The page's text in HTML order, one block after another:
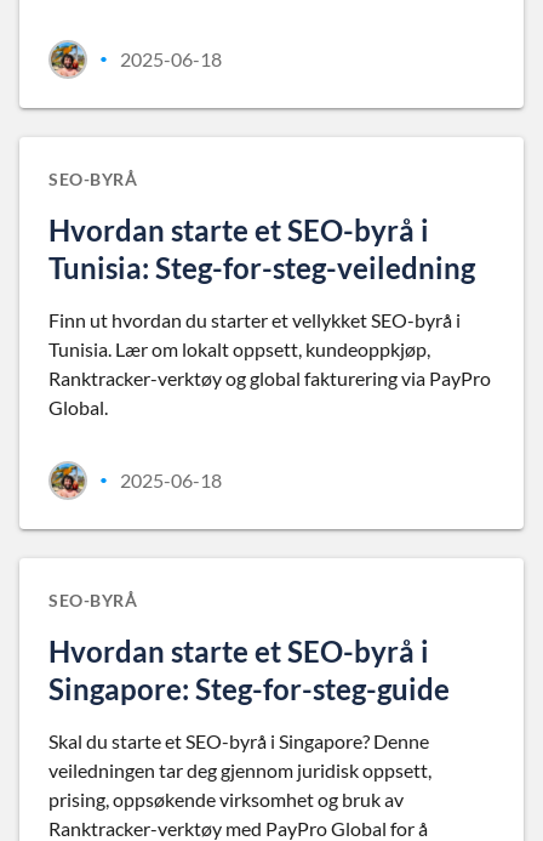
• 2025-06-18
SEO-BYRÅ
Hvordan starte et SEO-byrå i
Tunisia: Steg-for-steg-veiledning
Finn ut hvordan du starter et vellykket SEO-byrå i
Tunisia. Lær om lokalt oppsett, kundeoppkjøp,
Ranktracker-verktøy og global fakturering via PayPro
Global.
• 2025-06-18
SEO-BYRÅ
Hvordan starte et SEO-byrå i
Singapore: Steg-for-steg-guide
Skal du starte et SEO-byrå i Singapore? Denne
veiledningen tar deg gjennom juridisk oppsett,
prising, oppsøkende virksomhet og bruk av
Ranktracker-verktøy med PayPro Global for å